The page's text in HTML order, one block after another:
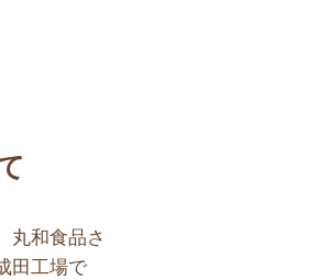
丸和食品さ
田工場で